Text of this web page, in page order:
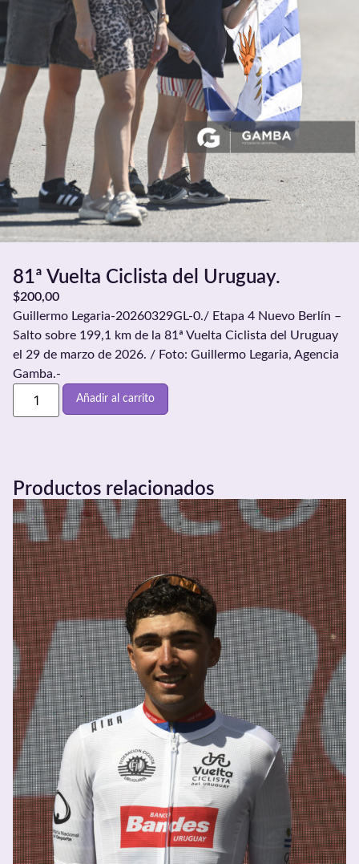
81ª Vuelta Ciclista del Uruguay.
$200,00
Guillermo Legaria-20260329GL-0./ Etapa 4 Nuevo Berlín –
Salto sobre 199,1 km de la 81ª Vuelta Ciclista del Uruguay
el 29 de marzo de 2026. / Foto: Guillermo Legaria, Agencia
Gamba.-
Añadir al carrito
Productos relacionados